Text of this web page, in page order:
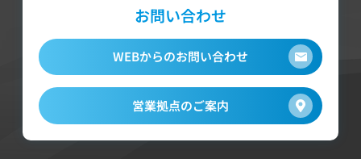
お問い合わせ
WEBからのお問い合わせ
営業拠点のご案内